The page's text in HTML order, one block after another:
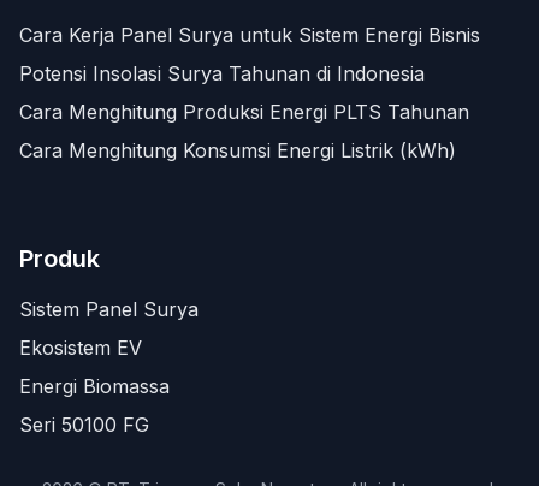
Cara Kerja Panel Surya untuk Sistem Energi Bisnis
Potensi Insolasi Surya Tahunan di Indonesia
Cara Menghitung Produksi Energi PLTS Tahunan
Cara Menghitung Konsumsi Energi Listrik (kWh)
Produk
Sistem Panel Surya
Ekosistem EV
Energi Biomassa
Seri 50100 FG